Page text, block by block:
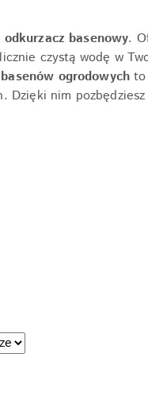
odkurzacz basenowy.
czystą wodę w
ogrodowych to
Dzięki nim